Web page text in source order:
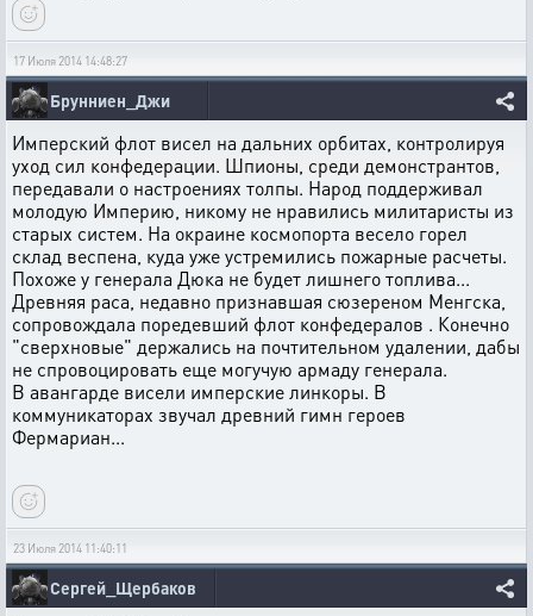
17 Июля 2014 14:48:27
Брунниен_Джи
Имперский флот висел на дальних орбитах, контролируя
уход сил конфедерации. Шпионы, среди демонстрантов,
передавали о настроениях толпы. Народ поддерживал
молодую Империю, никому не нравились милитаристы из
старых систем. На окраине космопорта весело горел
склад веспена, куда уже устремились пожарные расчеты.
Похоже у генерала Дюка не будет лишнего топлива...
Древняя раса, недавно признавшая сюзереном Менгска,
сопровождала поредевший флот конфедералов . Конечно
"сверхновые" держались на почтительном удалении, дабы
не спровоцировать еще могучую армаду генерала.
В авангарде висели имперские линкоры. В
коммуникаторах звучал древний гимн героев
Фермариан...
23 Июля 2014 11:40:11
Сергей_Щербаков